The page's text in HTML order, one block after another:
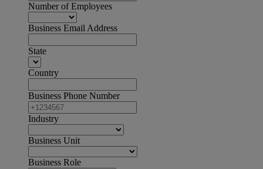
Number of Employees
Business Email Address
State
Country
Business Phone Number
Industry
Business Unit
Business Role